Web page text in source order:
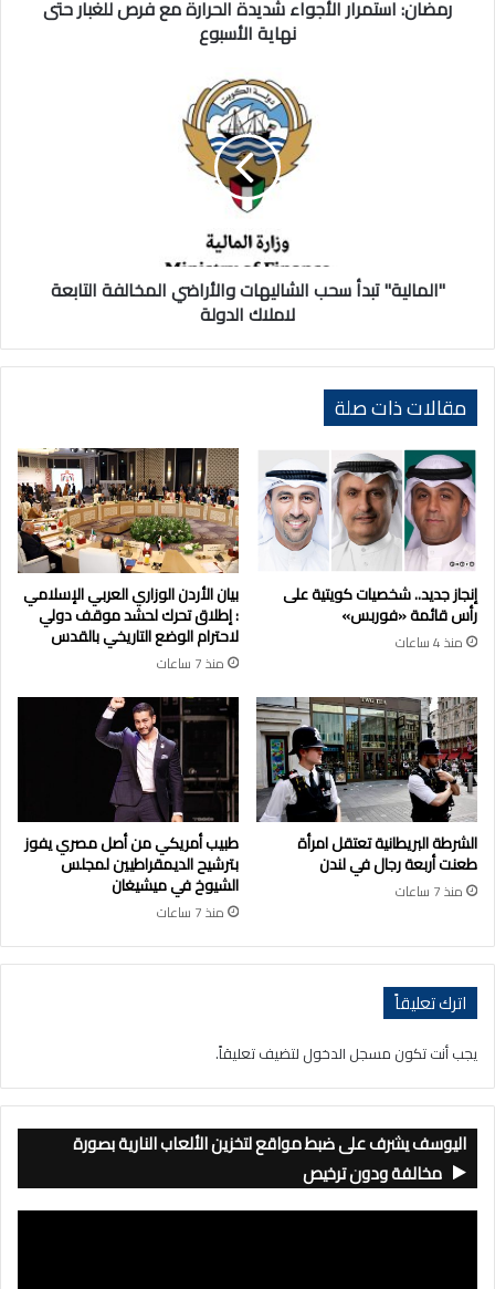
نهاية
الأسبوع
رمضان: استمرار الأجواء شديدة الحرارة مع فرص للغبار حتى
نهاية الأسبوع
"المالية" تبدأ سحب الشاليهات والأراضي المخالفة التابعة
لاملاك الدولة
مقالات ذات صلة
إنجاز جديد.. شخصيات كويتية على
رأس قائمة «فوربس»
منذ 4 ساعات
بيان الأردن الوزاري العربي الإسلامي
: إطلاق تحرك لحشد موقف دولي
لاحترام الوضع التاريخي بالقدس
منذ 7 ساعات
الشرطة البريطانية تعتقل امرأة
طعنت أربعة رجال في لندن
منذ 7 ساعات
طبيب أمريكي من أصل مصري يفوز
بترشيح الديمقراطيين لمجلس
الشيوخ في ميشيغان
منذ 7 ساعات
اترك تعليقاً
يجب أنت تكون مسجل الدخول لتضيف تعليقاً.
اليوسف يشرف على ضبط مواقع لتخزين الألعاب النارية بصورة
مخالفة ودون ترخيص